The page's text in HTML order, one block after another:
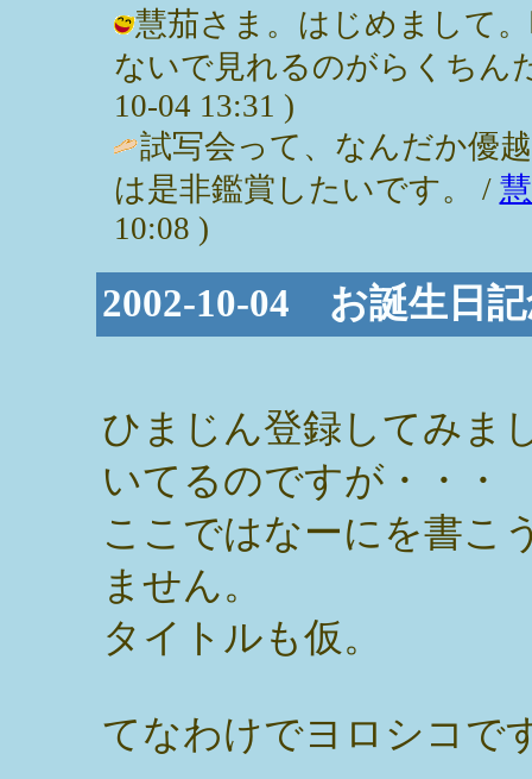
慧茄さま。はじめまして
ないで見れるのがらくちん
10-04 13:31 )
試写会って、なんだか優
は是非鑑賞したいです。 /
10:08 )
2002-10-04 お誕生日
ひまじん登録してみま
いてるのですが・・・
ここではなーにを書こ
ません。
タイトルも仮。
てなわけでヨロシコで